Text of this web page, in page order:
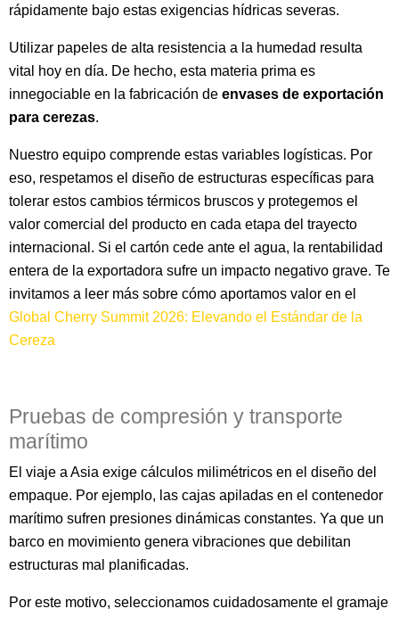
rápidamente bajo estas exigencias hídricas severas.
Utilizar papeles de alta resistencia a la humedad resulta
vital hoy en día. De hecho, esta materia prima es
innegociable en la fabricación de envases de exportación
para cerezas.
Nuestro equipo comprende estas variables logísticas. Por
eso, respetamos el diseño de estructuras específicas para
tolerar estos cambios térmicos bruscos y protegemos el
valor comercial del producto en cada etapa del trayecto
internacional. Si el cartón cede ante el agua, la rentabilidad
entera de la exportadora sufre un impacto negativo grave. Te
invitamos a leer más sobre cómo aportamos valor en el
Global Cherry Summit 2026: Elevando el Estándar de la
Cereza
Pruebas de compresión y transporte
marítimo
El viaje a Asia exige cálculos milimétricos en el diseño del
empaque. Por ejemplo, las cajas apiladas en el contenedor
marítimo sufren presiones dinámicas constantes. Ya que un
barco en movimiento genera vibraciones que debilitan
estructuras mal planificadas.
Por este motivo, seleccionamos cuidadosamente el gramaje